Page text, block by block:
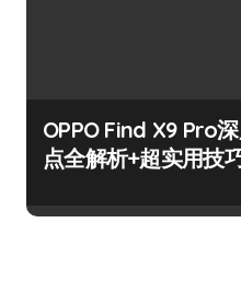
OPPO Find X9 Pro
点全解析+超实用技